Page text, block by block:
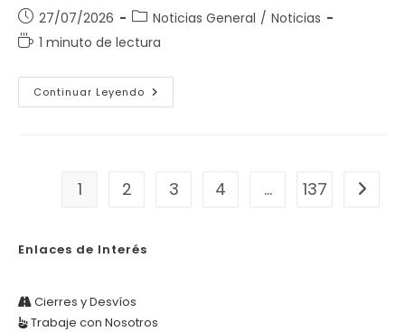
Publicación
de
la
entrada:
27/07/2026
Categoría
de
entrada:
Noticias General / Noticias
Tiempo
lectura:
1 minuto de lectura
Continuar Leyendo EL
FENÓMENO
1 2 3 4 … 137 Ir a la
Enlaces de Interés
Cierres y Desvíos
Trabaje con Nosotros